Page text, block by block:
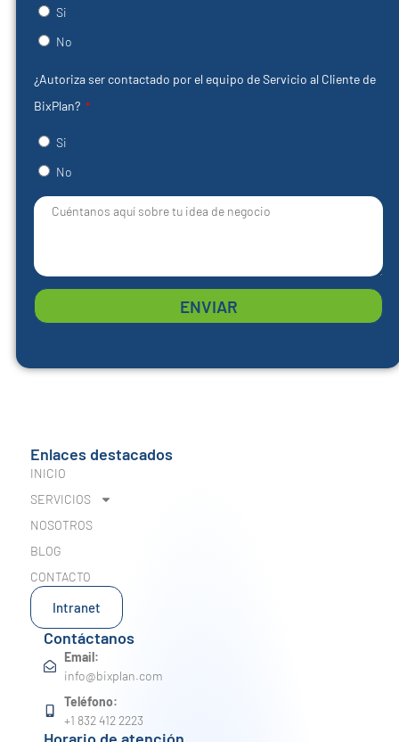
Si
No
¿Autoriza ser contactado por el equipo de Servicio al Cliente de
BixPlan?
Si
No
ENVIAR
Enlaces destacados
INICIO
SERVICIOS
NOSOTROS
BLOG
CONTACTO
Intranet
Contáctanos
Email:
info@bixplan.com
Teléfono:
+1 832 412 2223